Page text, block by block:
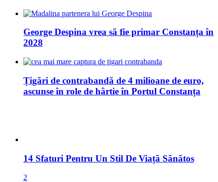
Țigări de contrabandă de 4 milioane de euro,
ascunse în role de hârtie în Portul Constanța
2